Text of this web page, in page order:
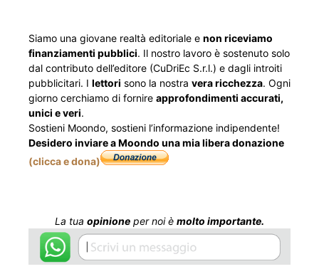
Siamo una giovane realtà editoriale e non riceviamo
finanziamenti pubblici. Il nostro lavoro è sostenuto solo
dal contributo dell’editore (CuDriEc S.r.l.) e dagli introiti
pubblicitari. I lettori sono la nostra vera ricchezza. Ogni
giorno cerchiamo di fornire approfondimenti accurati,
unici e veri.
Sostieni Moondo, sostieni l’informazione indipendente!
Desidero inviare a Moondo una mia libera donazione
(clicca e dona)
La tua opinione per noi è molto importante.